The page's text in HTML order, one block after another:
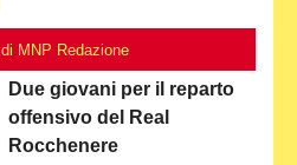
di MNP Redazione
Due giovani per il reparto
offensivo del Real
Rocchenere